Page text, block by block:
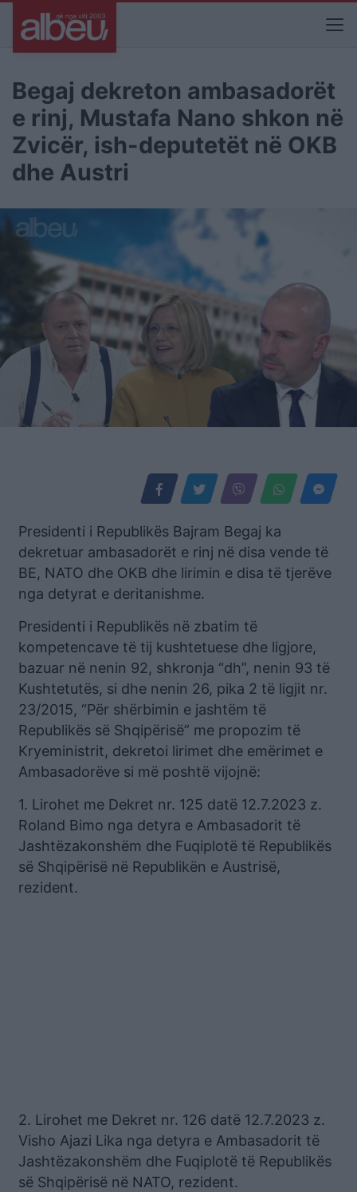
Begaj dekreton ambasadorët
e rinj, Mustafa Nano shkon në
Zvicër, ish-deputetët në OKB
dhe Austri
Presidenti i Republikës Bajram Begaj ka
dekretuar ambasadorët e rinj në disa vende të
BE, NATO dhe OKB dhe lirimin e disa të tjerëve
nga detyrat e deritanishme.
Presidenti i Republikës në zbatim të
kompetencave të tij kushtetuese dhe ligjore,
bazuar në nenin 92, shkronja “dh”, nenin 93 të
Kushtetutës, si dhe nenin 26, pika 2 të ligjit nr.
23/2015, “Për shërbimin e jashtëm të
Republikës së Shqipërisë” me propozim të
Kryeministrit, dekretoi lirimet dhe emërimet e
Ambasadorëve si më poshtë vijojnë:
1. Lirohet me Dekret nr. 125 datë 12.7.2023 z.
Roland Bimo nga detyra e Ambasadorit të
Jashtëzakonshëm dhe Fuqiplotë të Republikës
së Shqipërisë në Republikën e Austrisë,
rezident.
2. Lirohet me Dekret nr. 126 datë 12.7.2023 z.
Visho Ajazi Lika nga detyra e Ambasadorit të
Jashtëzakonshëm dhe Fuqiplotë të Republikës
së Shqipërisë në NATO, rezident.